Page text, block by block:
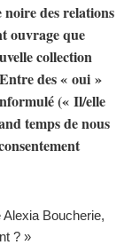
des relations
ouvrage que
collection
des « oui »
(« Il/elle
temps de nous
Alexia Boucherie,
? »